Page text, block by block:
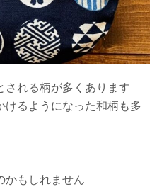
される柄が多くあります
るようになった和柄も多
かもしれません